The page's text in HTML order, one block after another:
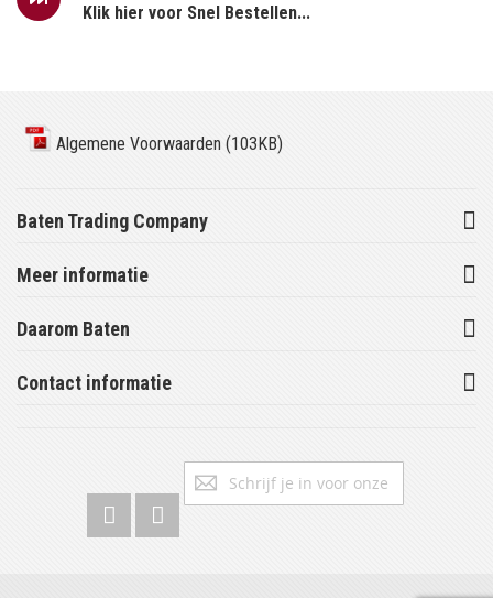
Klik hier voor Snel Bestellen...
Algemene Voorwaarden (103KB)
Baten Trading Company
Meer informatie
Daarom Baten
Contact informatie
Abonneer